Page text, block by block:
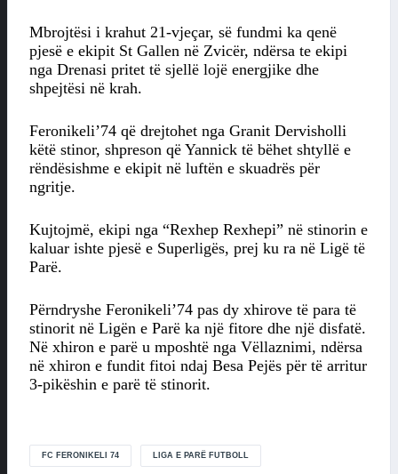
Mbrojtësi i krahut 21-vjeçar, së fundmi ka qenë
pjesë e ekipit St Gallen në Zvicër, ndërsa te ekipi
nga Drenasi pritet të sjellë lojë energjike dhe
shpejtësi në krah.
Feronikeli’74 që drejtohet nga Granit Dervisholli
këtë stinor, shpreson që Yannick të bëhet shtyllë e
rëndësishme e ekipit në luftën e skuadrës për
ngritje.
Kujtojmë, ekipi nga “Rexhep Rexhepi” në stinorin e
kaluar ishte pjesë e Superligës, prej ku ra në Ligë të
Parë.
Përndryshe Feronikeli’74 pas dy xhirove të para të
stinorit në Ligën e Parë ka një fitore dhe një disfatë.
Në xhiron e parë u mposhtë nga Vëllaznimi, ndërsa
në xhiron e fundit fitoi ndaj Besa Pejës për të arritur
3-pikëshin e parë të stinorit.
FC FERONIKELI 74 LIGA E PARË FUTBOLL